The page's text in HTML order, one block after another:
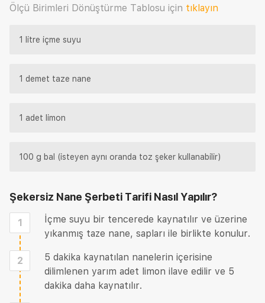
Ölçü Birimleri Dönüştürme Tablosu için tıklayın
1 litre içme suyu
1 demet taze nane
1 adet limon
100 g bal (isteyen aynı oranda toz şeker kullanabilir)
Şekersiz Nane Şerbeti Tarifi Nasıl Yapılır?
1
İçme suyu bir tencerede kaynatılır ve üzerine
yıkanmış taze nane, sapları ile birlikte konulur.
2
5 dakika kaynatılan nanelerin içerisine
dilimlenen yarım adet limon ilave edilir ve 5
dakika daha kaynatılır.